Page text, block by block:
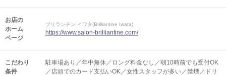
お店の
ホーム
ページ
ブリランチン イワタ(Brilliantine Iwata)
https://www.salon-brilliantine.com/
こだわり
条件
駐車場あり／年中無休／ロング料金なし／朝10時前でも受付OK
／店頭でのカード支払いOK／女性スタッフが多い／禁煙／ドリ